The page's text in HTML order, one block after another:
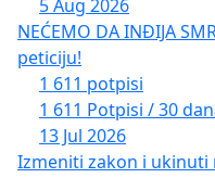
5 Aug 2026
NEĆEMO DA INĐIJA
peticiju!
1 611 potpisi
1 611 Potpisi / 30
13 Jul 2026
Izmeniti zakon i